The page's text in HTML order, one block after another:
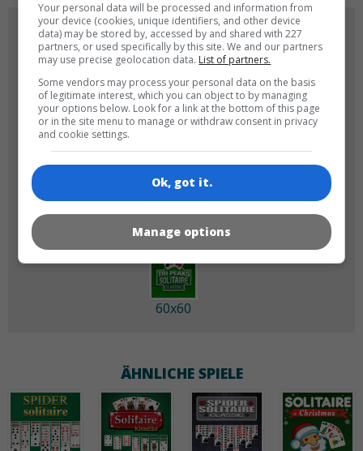
SPIEL-ICONS
60x60
ÄHNLICHE SPIELE
Your personal data will be processed and information from
your device (cookies, unique identifiers, and other device
data) may be stored by, accessed by and shared with 227
partners, or used specifically by this site. We and our partners
may use precise geolocation data. List of partners.
Some vendors may process your personal data on the basis
of legitimate interest, which you can object to by managing
your options below. Look for a link at the bottom of this page
or in the site menu to manage or withdraw consent in privacy
and cookie settings.
Ok, got it.
Manage options